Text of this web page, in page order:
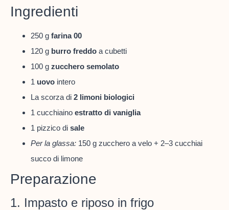
Ingredienti
250 g farina 00
120 g burro freddo a cubetti
100 g zucchero semolato
1 uovo intero
La scorza di 2 limoni biologici
1 cucchiaino estratto di vaniglia
1 pizzico di sale
Per la glassa: 150 g zucchero a velo + 2–3 cucchiai
succo di limone
Preparazione
1. Impasto e riposo in frigo